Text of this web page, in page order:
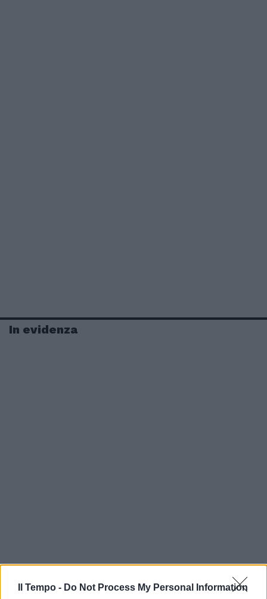
Il Tempo - Do Not Process My Personal Information
In evidenza